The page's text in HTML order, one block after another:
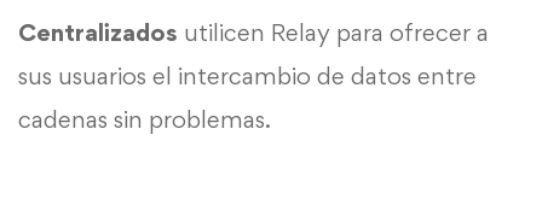
Centralizados utilicen Relay para ofrecer a
sus usuarios el intercambio de datos entre
cadenas sin problemas.